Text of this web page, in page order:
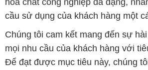
cầu sử dụng của khách hàng một
Chúng tôi cam kết mang đến sự
mọi nhu cầu của khách hàng với
Để đạt được mục tiêu này, chúng